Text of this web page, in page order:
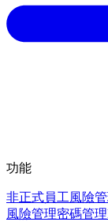
功能
非正式員工風險
風險管理密碼管理